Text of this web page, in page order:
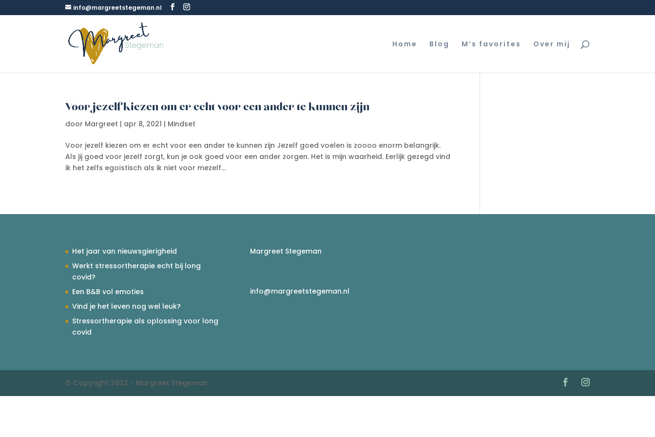
info@margreetstegeman.nl
Home Blog M’s favorites Over mij
Voor jezelf kiezen om er echt voor een ander te kunnen zijn
door Margreet | apr 8, 2021 | Mindset
Voor jezelf kiezen om er echt voor een ander te kunnen zijn Jezelf goed voelen is zoooo enorm belangrijk.
Als jij goed voor jezelf zorgt, kun je ook goed voor een ander zorgen. Het is mijn waarheid. Eerlijk gezegd vind
ik het zelfs egoïstisch als ik niet voor mezelf...
Het jaar van nieuwsgierigheid
Werkt stressortherapie echt bij long
covid?
Een B&B vol emoties
Vind je het leven nog wel leuk?
Stressortherapie als oplossing voor long
covid
Margreet Stegeman
info@margreetstegeman.nl
© Copyright 2022 - Margreet Stegeman